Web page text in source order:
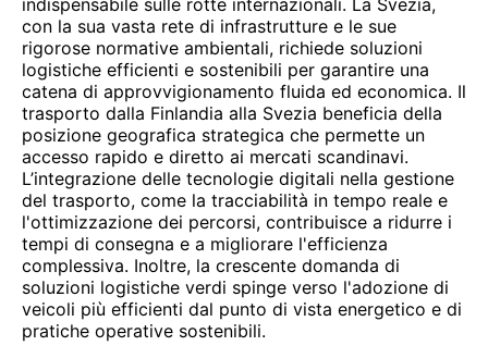
indispensabile sulle rotte internazionali. La Svezia,
con la sua vasta rete di infrastrutture e le sue
rigorose normative ambientali, richiede soluzioni
logistiche efficienti e sostenibili per garantire una
catena di approvvigionamento fluida ed economica. Il
trasporto dalla Finlandia alla Svezia beneficia della
posizione geografica strategica che permette un
accesso rapido e diretto ai mercati scandinavi.
L’integrazione delle tecnologie digitali nella gestione
del trasporto, come la tracciabilità in tempo reale e
l'ottimizzazione dei percorsi, contribuisce a ridurre i
tempi di consegna e a migliorare l'efficienza
complessiva. Inoltre, la crescente domanda di
soluzioni logistiche verdi spinge verso l'adozione di
veicoli più efficienti dal punto di vista energetico e di
pratiche operative sostenibili.